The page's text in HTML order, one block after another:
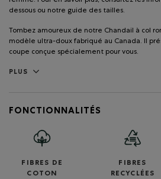
dessous ou notre guide des tailles.
Tombez amoureux de notre Chandail à col
modèle ultra-doux fabriqué au Canada. Il
coupe conçue spécialement pour vous.
PLUS
FONCTIONNALITÉS
FIBRES DE
COTON
FIBRES
RECYCLÉES